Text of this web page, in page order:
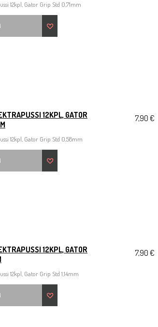
12kpl, Gator Grip Std 0,71mm
12KPL, GATOR
12kpl, Gator Grip Std 0,58mm
7,90 €
12KPL, GATOR
12kpl, Gator Grip Std 1,14mm
7,90 €